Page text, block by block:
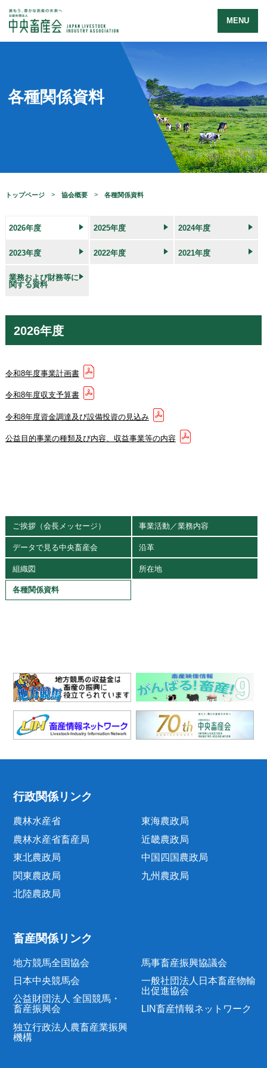
MENU
各種関係資料
トップページ 協会概要 各種関係資料
2026年度 2025年度 2024年度
2023年度 2022年度 2021年度
業務および財務等に
関する資料
2026年度
令和8年度事業計画書
令和8年度収支予算書
令和8年度資金調達及び設備投資の見込み
公益目的事業の種類及び内容、収益事業等の内容
ご挨拶（会長メッセージ） 事業活動／業務内容
データで見る中央畜産会 沿革
組織図 所在地
各種関係資料
行政関係リンク
農林水産省
農林水産省畜産局
東北農政局
関東農政局
北陸農政局
東海農政局
近畿農政局
中国四国農政局
九州農政局
畜産関係リンク
地方競馬全国協会
日本中央競馬会
公益財団法人 全国競馬・
畜産振興会
独立行政法人農畜産業振興
機構
馬事畜産振興協議会
一般社団法人日本畜産物輸
出促進協会
LIN畜産情報ネットワーク